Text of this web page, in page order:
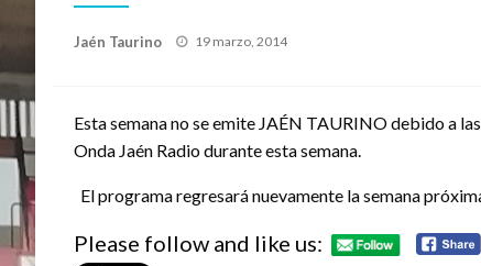
Jaén Taurino
Publicado
19 marzo, 2014
Esta semana no se emite JAÉN TAURINO debido a
Onda Jaén Radio durante esta semana.
El programa regresará nuevamente la semana
Please follow and like us: